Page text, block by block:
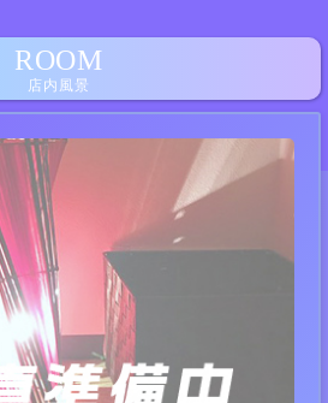
店内風景
ROOM